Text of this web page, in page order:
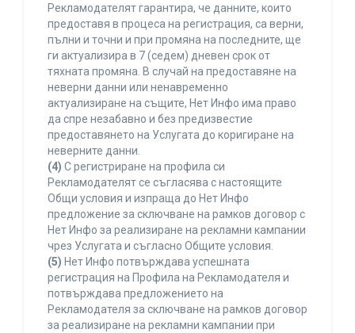
Рекламодателят гарантира, че данните, които
предоставя в процеса на регистрация, са верни,
пълни и точни и при промяна на последните, ще
ги актуализира в 7 (седем) дневен срок от
тяхната промяна. В случай на предоставяне на
неверни данни или ненавременно
актуализиране на същите, Нет Инфо има право
да спре незабавно и без предизвестие
предоставянето на Услугата до коригиране на
неверните данни.
(4) С регистриране на профила си
Рекламодателят се съгласява с настоящите
Общи условия и изпраща до Нет Инфо
предложение за сключване на рамков договор с
Нет Инфо за реализиране на рекламни кампании
чрез Услугата и съгласно Общите условия.
(5) Нет Инфо потвърждава успешната
регистрация на Профила на Рекламодателя и
потвърждава предложението на
Рекламодателя за сключване на рамков договор
за реализиране на рекламни кампании при